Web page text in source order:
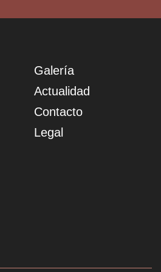
Galería
Actualidad
Contacto
Legal